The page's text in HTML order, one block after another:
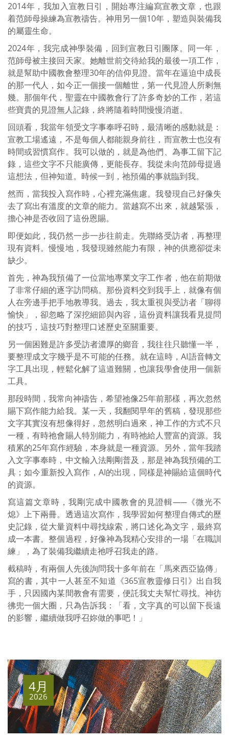
2014年，我加入宣教日引，開始專注編寫宣教文章，也跟
着范師母操練為宣教禱告。神用另一個10年，塑造與裝備我
的屬靈生命。
2024年，我完成神學裝備，回到宣教日引團隊。同一年，
范師母被主接回天家。她離世前交待給我的最後一項工作，
就是幫助中國教會整理30年的信仰見證。當年在逼迫中成長
的那一代人，如今正一個接一個離世，第一代見證人所剩無
幾。那個年代，聖靈在中國教會行了許多奇妙的工作，若這
些寶貴的見證無人記錄，終將隨着時間慢慢消逝。
回頭看，我當年領受文字事奉呼召時，最清晰的感動就是：
宣教工場遙遠，不是每個人都能親身前往，而宣教士也沒有
時間或習慣寫作。我可以做的，就是為他們、為事工留下記
錄，這些文字不只能廣傳，更能長存。我從未向范師母提過
這想法，但神知道。時候一到，祂預備的事就臨到我。
然而，當我投入寫作時，心裡充滿焦慮。我發現自己好像失
去了寫出有溫度的文章的能力。當越寫不出來，就越緊張，
擔心神是否收回了這份恩賜。
即便如此，我仍然一步一步往前走。先聯絡受訪者，再整理
現有資料。慢慢地，我發現雖然能力有限，神的供應卻從未
缺少。
首先，神為我預備了一位當地專業文字工作者，他在前期做
了非常仔細的逐字訪問稿。那份資料交到我手上，就像有個
人在旁邊手把手地教導我。過去，我太重視與受訪者「聊得
愉快」，卻忽略了深挖細節與內容，這份資料讓我看見提問
的技巧，這技巧對整理口述歷史至關重要。
另一個困難是許多受訪者濃厚的鄉音，我往往只聽懂一半，
要整理成文字幾乎是不可能的任務。就在這時，AI語音轉文
字工具出現，輕鬆化解了這道難關，也讓我學會使用一個新
工具。
那段時間，我常向神禱告，希望祂像25年前那樣，再次忽然
賜下寫作能力給我。某一天，我翻閱早年的舊稿，發現那些
文字其實沒有想像得好，忽然明白過來，神工作的方式不只
一種，有時祂會賜人特別能力，有時祂給人豐富的資源。我
積累的25年寫作經驗，本身就是一種資源。另外，當年我踏
入文字事奉時，中文輸入法剛剛普及，那是神為我預備的工
具；如今重新投入寫作，AI的出現，同樣是神賜給這個時代
的資源。
寫這篇文章時，我剛完成中國教會的見證輯—─《微光不
熄》上下兩冊。透過這次寫作，我學習如何整理自傳式的歷
史記錄，從大量資料中尋找線索，將口述化為文字，最終寫
成一本書。整個過程，好像神為我精心安排的一場「在職訓
練」，為了裝備我繼續走祂呼召我走的路。
截稿時，有兩個人先後詢問我十多年前在「馬來西亞協傳」
寫的書，其中一人甚至不知道《365宣教靈修日引》出自我
手，只因國內某間教會有需要，便託我丈夫幫忙尋找。神彷
彿兜一個大圈，只為告訴我：「看，文字真的可以留下長遠
的影響，繼續做我呼召妳做的事吧！」
4月
2026